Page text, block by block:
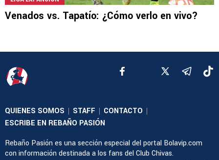
Venados vs. Tapatío: ¿Cómo verlo en vivo?
QUIENES SOMOS | STAFF | CONTACTO |
ESCRIBE EN REBAÑO PASIÓN
Rebaño Pasión es una sección especial del portal Bolavip.com
con información destinada a los fans del Club Chivas.